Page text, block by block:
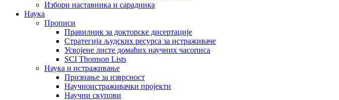
Избори наставника и сарадника
Наука
Прописи
Правилник за докторске дисертације
Стратегија људских ресурса за истраживаче
Усвојене листе домаћих научних часописа
SCI Thomson Lists
Наука и истраживање
Признање за изврсност
Научноистраживачки пројекти
Научни скупови